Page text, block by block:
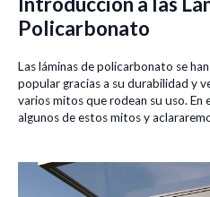
Policarbonato
Las láminas de policarbonato se
popular gracias a su durabilidad y
varios mitos que rodean su uso.
algunos de estos mitos y